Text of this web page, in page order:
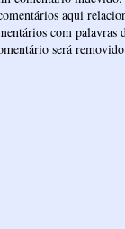
aqui
com
será